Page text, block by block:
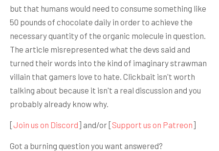
but that humans would need to consume something like
50 pounds of chocolate daily in order to achieve the
necessary quantity of the organic molecule in question.
The article misrepresented what the devs said and
turned their words into the kind of imaginary strawman
villain that gamers love to hate. Clickbait isn't worth
talking about because it isn't a real discussion and you
probably already know why.
[Join us on Discord] and/or [Support us on Patreon]
Got a burning question you want answered?